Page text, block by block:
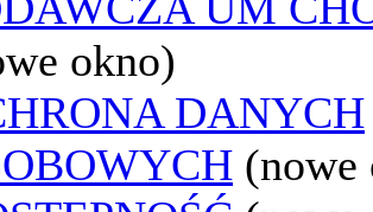
okno)
DANYCH
(nowe